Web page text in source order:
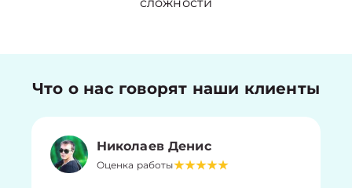
Что о нас говорят наши клиенты
Николаев Денис
Оценка работы